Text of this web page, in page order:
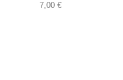
7,00 €